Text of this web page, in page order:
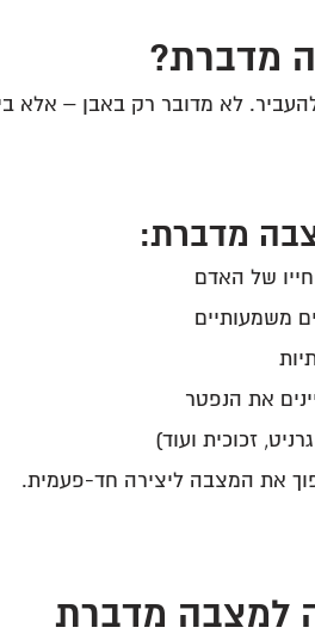
מדברת?
לא מדובר רק באבן – אלא
מדברת:
של האדם
משמעותיים
את הנפטר
זכוכית ועוד)
את המצבה ליצירה חד-פעמית.
למצבה מדברת